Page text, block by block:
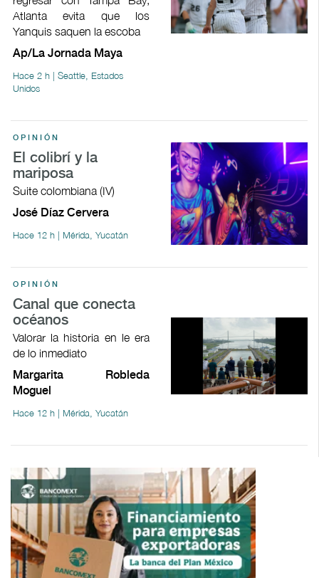
Atlanta evita que los
Yanquis saquen la escoba
Ap/La Jornada Maya
Hace 2 h | Seattle, Estados
Unidos
OPINIÓN
El colibrí y la
mariposa
Suite colombiana (IV)
José Díaz Cervera
Hace 12 h | Mérida, Yucatán
OPINIÓN
Canal que conecta
océanos
Valorar la historia en le era
de lo inmediato
Margarita Robleda
Moguel
Hace 12 h | Mérida, Yucatán